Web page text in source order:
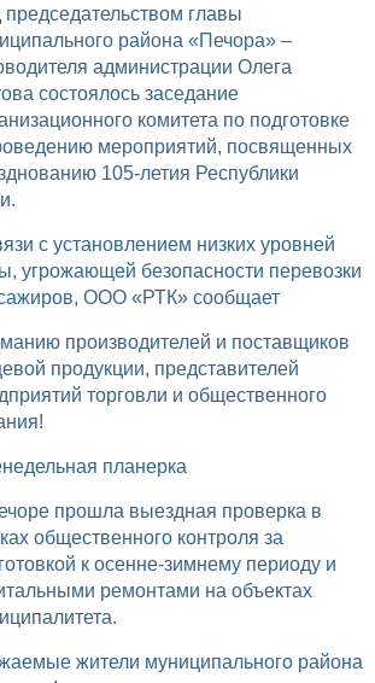
района «Печора» –
администрации Олега
состоялось заседание
комитета по подготовке
мероприятий, посвященных
105-летия Республики
угрожающей безопасности перевозки
ООО «РТК» сообщает
продукции, представителей
торговли и общественного
планерка
общественного контроля за
к осенне-зимнему периоду и
ремонтами на объектах